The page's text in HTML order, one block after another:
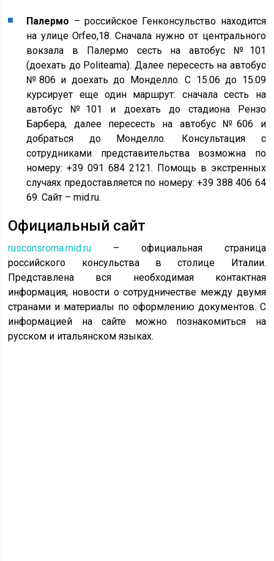
Палермо – российское Генконсульство находится
на улице Orfeo,18. Сначала нужно от центрального
вокзала в Палермо сесть на автобус №101
(доехать до Politeama). Далее пересесть на автобус
№806 и доехать до Монделло. С 15.06 до 15.09
курсирует еще один маршрут: сначала сесть на
автобус №101 и доехать до стадиона Рензо
Барбера, далее пересесть на автобус №606 и
добраться до Монделло. Консультация с
сотрудниками представительства возможна по
номеру: +39 091 684 2121. Помощь в экстренных
случаях предоставляется по номеру: +39 388 406 64
69. Сайт – mid.ru.
Официальный сайт
rusconsroma.mid.ru – официальная страница
российского консульства в столице Италии.
Представлена вся необходимая контактная
информация, новости о сотрудничестве между двумя
странами и материалы по оформлению документов. С
информацией на сайте можно познакомиться на
русском и итальянском языках.